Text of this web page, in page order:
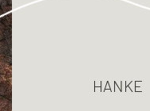
HANKE